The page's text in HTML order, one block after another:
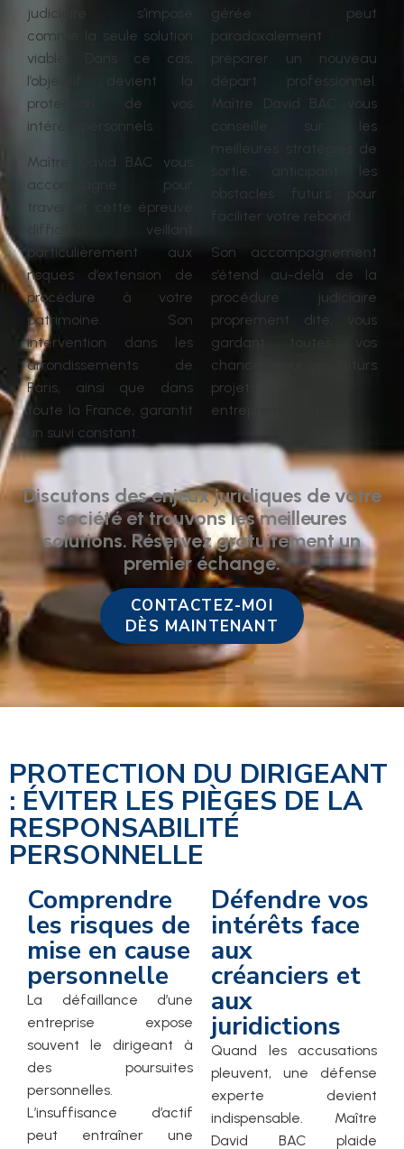
judiciaire s’impose
comme la seule solution
viable. Dans ce cas,
l’objectif devient la
protection de vos
intérêts personnels.
Maître David BAC vous
accompagne pour
traverser cette épreuve
difficile, veillant
particulièrement aux
risques d’extension de
procédure à votre
patrimoine. Son
intervention dans les
arrondissements de
Paris, ainsi que dans
toute la France, garantit
un suivi constant.
gérée peut
paradoxalement
préparer un nouveau
départ professionnel.
Maître David BAC vous
conseille sur les
meilleures stratégies de
sortie, anticipant les
obstacles futurs pour
faciliter votre rebond.
Son accompagnement
s’étend au-delà de la
procédure judiciaire
proprement dite, vous
gardant toutes vos
chances pour vos futurs
projets
entrepreneuriaux.
Discutons des enjeux juridiques de votre
société et trouvons les meilleures
solutions. Réservez gratuitement un
premier échange.
CONTACTEZ-MOI
DÈS MAINTENANT
PROTECTION DU DIRIGEANT
: ÉVITER LES PIÈGES DE LA
RESPONSABILITÉ
PERSONNELLE
Comprendre
les risques de
mise en cause
personnelle
La défaillance d’une
entreprise expose
souvent le dirigeant à
des poursuites
personnelles.
L’insuffisance d’actif
peut entraîner une
Défendre vos
intérêts face
aux
créanciers et
aux
juridictions
Quand les accusations
pleuvent, une défense
experte devient
indispensable. Maître
David BAC plaide